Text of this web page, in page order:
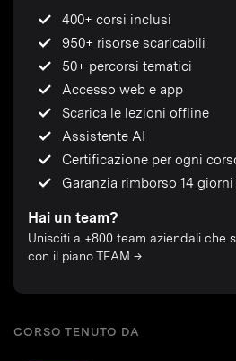
400+ corsi inclusi
950+ risorse scaricabili
50+ percorsi tematici
Accesso web e app
Scarica le lezioni offline
Assistente AI
Certificazione per ogni
Garanzia rimborso 14 giorni
Hai un team?
Unisciti a +800 team aziendali che
con il piano TEAM →
CORSO TENUTO DA